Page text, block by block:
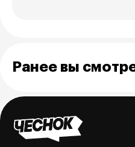
Ранее вы